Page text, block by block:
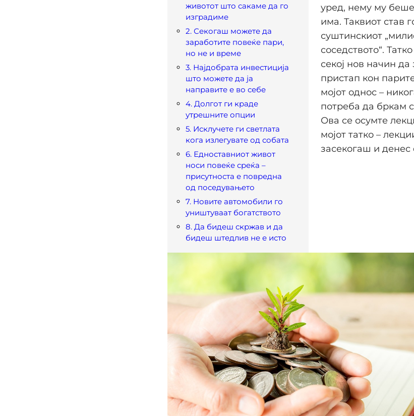
животот што сакаме да го
изградиме
2. Секогаш можете да
заработите повеќе пари,
но не и време
3. Најдобрата инвестиција
што можете да ја
направите е во себе
4. Долгот ги краде
утрешните опции
5. Исклучете ги светлата
кога излегувате од собата
6. Едноставниот живот
носи повеќе среќа –
присутноста е повредна
од поседувањето
7. Новите автомобили го
уништуваат богатството
8. Да бидеш скржав и да
бидеш штедлив не е исто
уред, нему му
има. Таквиот став
суштинскиот
соседството“.
секој нов начин
пристап кон
мојот однос –
потреба да бркам
Ова се осумте
мојот татко –
засекогаш и денес